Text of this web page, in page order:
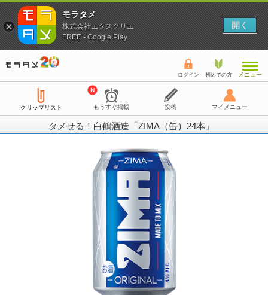
ログイン 初めての方 メニュー
クリップリスト もうすぐ掲載 投稿 マイメニュー
タメせる！白鶴酒造「ZIMA（缶）24本」
モラタメ
株式会社エクスクリエ
FREE - Google Play
開く